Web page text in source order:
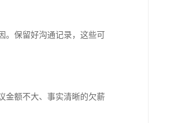
。保留好沟通记录，这些可
金额不大、事实清晰的欠薪